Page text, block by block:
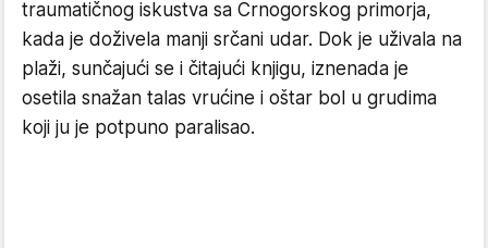
traumatičnog iskustva sa Crnogorskog primorja,
kada je doživela manji srčani udar. Dok je uživala na
plaži, sunčajući se i čitajući knjigu, iznenada je
osetila snažan talas vrućine i oštar bol u grudima
koji ju je potpuno paralisao.